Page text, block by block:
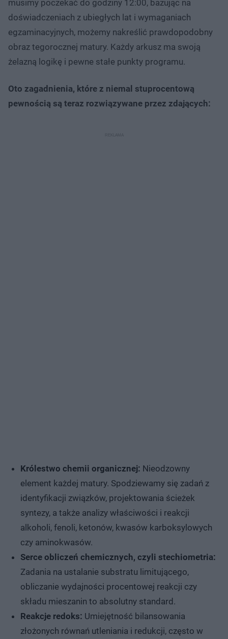
musimy poczekać do godziny 12:00, bazując na
doświadczeniach z ubiegłych lat i wymaganiach
egzaminacyjnych, możemy nakreślić prawdopodobny
obraz tegorocznej matury. Każdy arkusz ma swoją
żelazną logikę i pewne stałe punkty programu.
Oto zagadnienia, które z niemal stuprocentową
pewnością są teraz rozwiązywane przez zdających:
Królestwo chemii organicznej: Nieodzowny
element każdej matury. Spodziewamy się zadań z
identyfikacji związków, projektowania ścieżek
syntezy, a także analizy właściwości i reakcji
alkoholi, fenoli, ketonów, kwasów karboksylowych
czy aminokwasów.
Serce obliczeń chemicznych, czyli stechiometria:
Zadania na ustalanie substratu limitującego,
obliczanie wydajności procentowej reakcji czy
składu mieszanin to absolutny standard.
Reakcje redoks: Umiejętność bilansowania
złożonych równań utleniania i redukcji, często w